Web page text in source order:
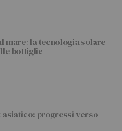
mare: la tecnologia solare
bottiglie
asiatico: progressi verso